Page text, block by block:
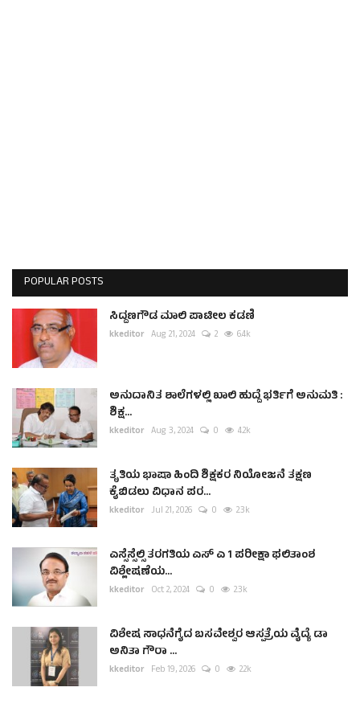
POPULAR POSTS
ಸಿದ್ದಣಗೌಡ ಮಾಲಿ ಪಾಟೀಲ ಕಡಣಿ
kkeditor Aug 21, 2024 2 6.4k
ಅನುದಾನಿತ ಶಾಲೆಗಳಲ್ಲಿ ಖಾಲಿ ಹುದ್ದೆ ಭರ್ತಿಗೆ ಅನುಮತಿ :
ಶಿಕ್ಷ...
kkeditor Aug 3, 2024 0 4.2k
ತೃತಿಯ ಭಾಷಾ ಹಿಂದಿ ಶಿಕ್ಷಕರ ನಿಯೋಜನೆ ತಕ್ಷಣ
ಕೈಬಿಡಲು ವಿಧಾನ ಪರ...
kkeditor Jul 21, 2026 0 2.3k
ಎಸ್ಸೆಸ್ಸೆಲ್ಸಿ ತರಗತಿಯ ಎಸ್ ಎ 1 ಪರೀಕ್ಷಾ ಫಲಿತಾಂಶ
ವಿಶ್ಲೇಷಣೆಯ...
kkeditor Oct 2, 2024 0 2.3k
ವಿಶೇಷ ಸಾಧನೆಗೈದ ಬಸವೇಶ್ವರ ಆಸ್ಪತ್ರೆಯ ವೈದ್ಯೆ ಡಾ
ಅನಿತಾ ಗೌರಾ ...
kkeditor Feb 19, 2026 0 2.2k